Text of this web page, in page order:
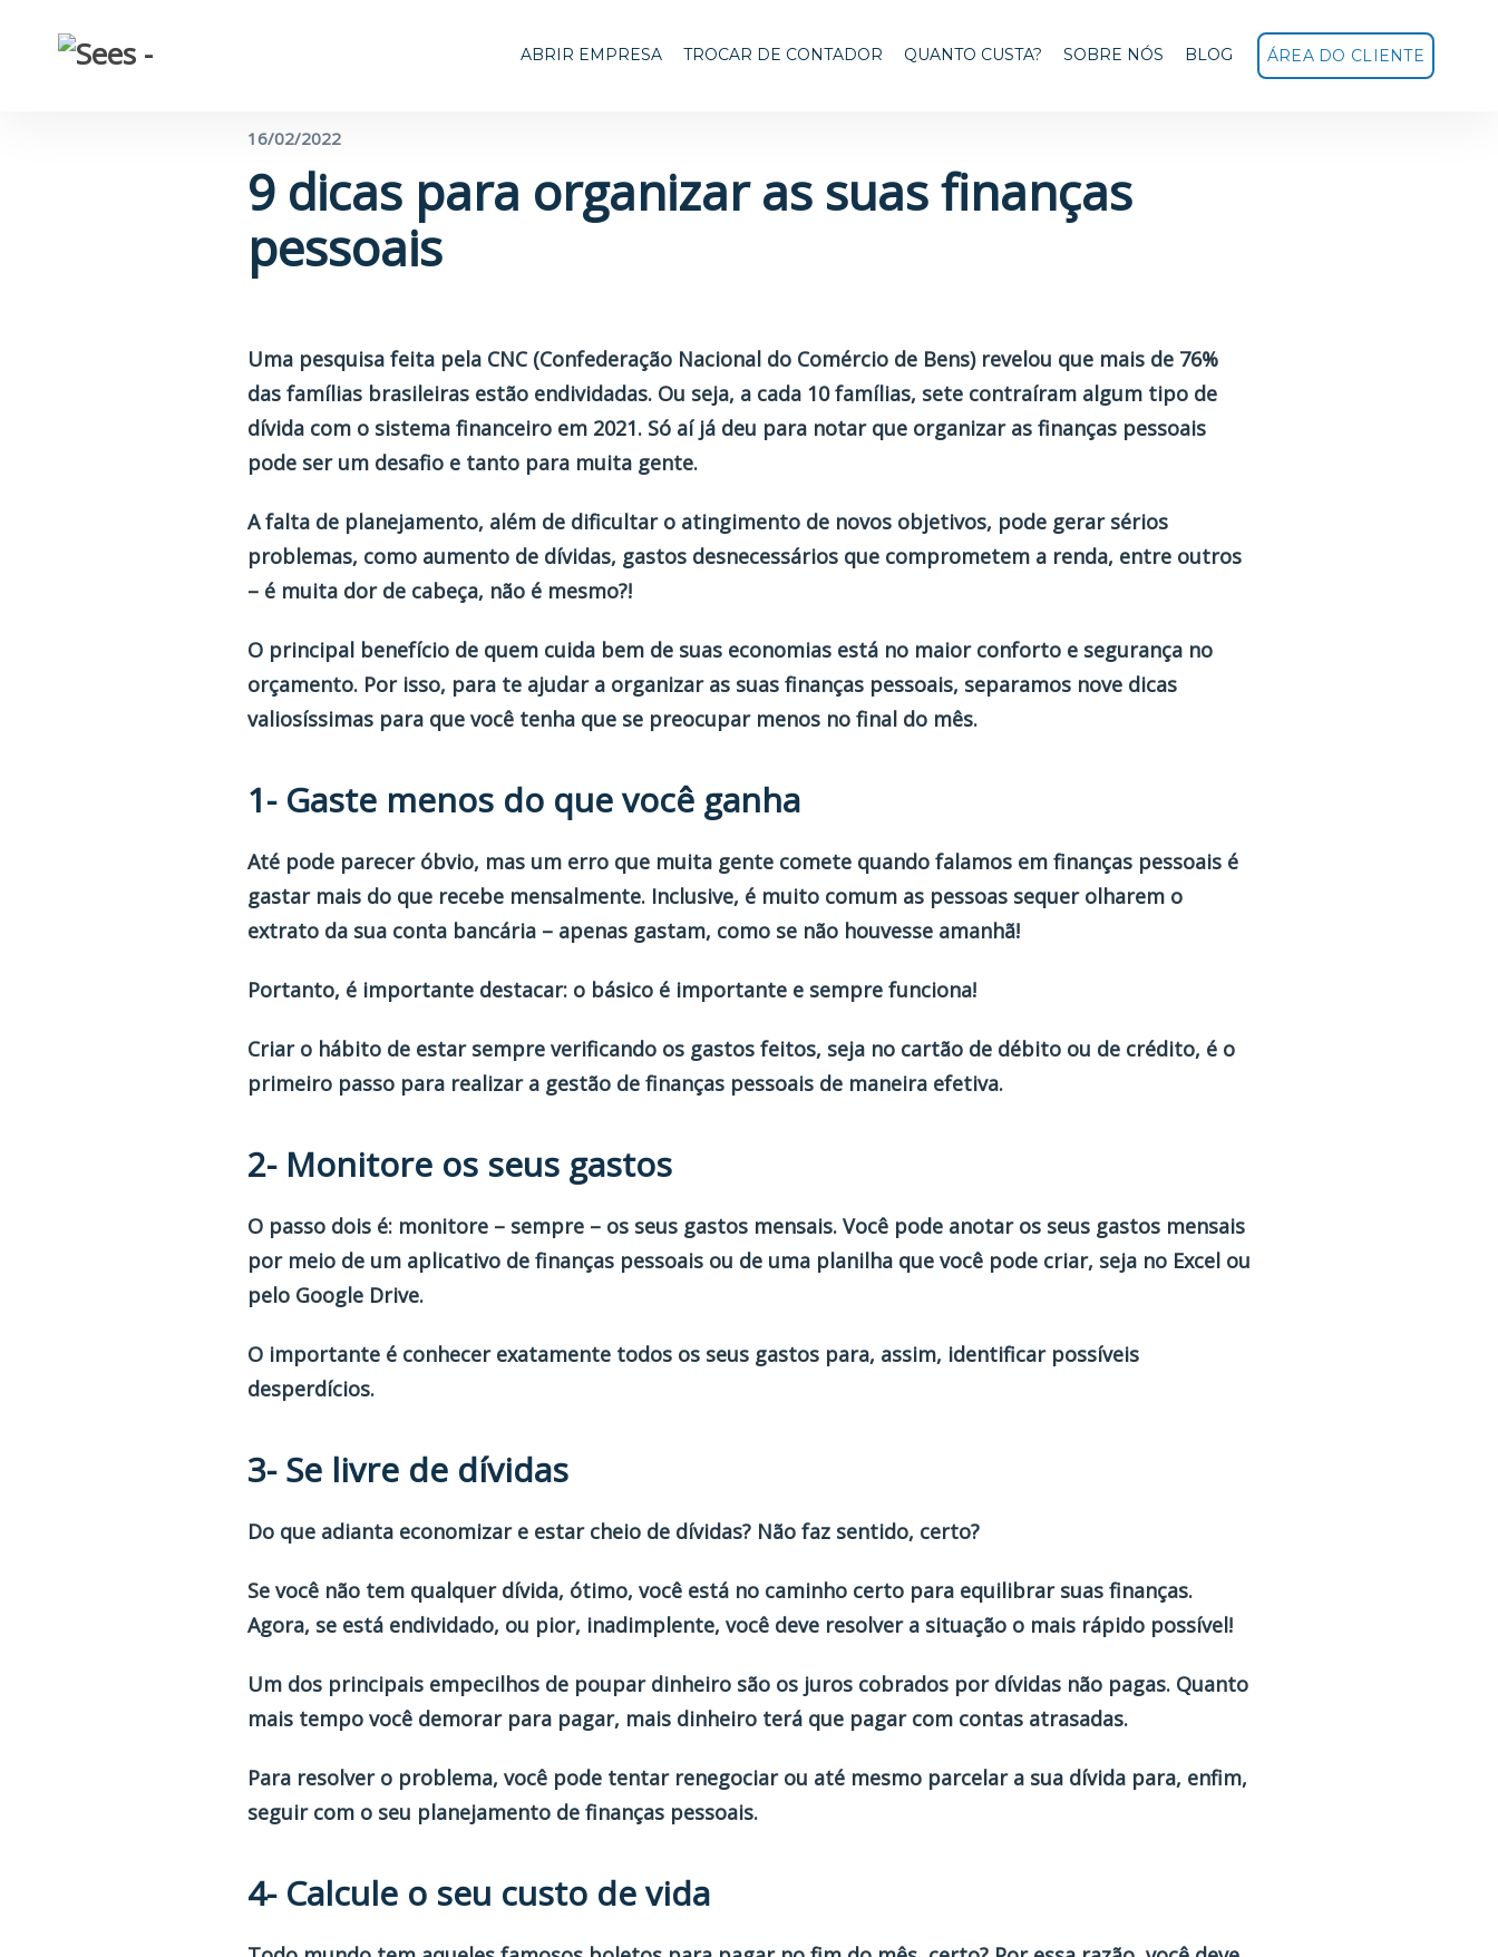
ABRIR EMPRESA TROCAR DE CONTADOR QUANTO CUSTA? SOBRE NÓS BLOG ÁREA DO CLIENTE
16/02/2022
9 dicas para organizar as suas finanças
pessoais
Uma pesquisa feita pela CNC (Confederação Nacional do Comércio de Bens) revelou que mais de 76%
das famílias brasileiras estão endividadas. Ou seja, a cada 10 famílias, sete contraíram algum tipo de
dívida com o sistema financeiro em 2021. Só aí já deu para notar que organizar as finanças pessoais
pode ser um desafio e tanto para muita gente.
A falta de planejamento, além de dificultar o atingimento de novos objetivos, pode gerar sérios
problemas, como aumento de dívidas, gastos desnecessários que comprometem a renda, entre outros
– é muita dor de cabeça, não é mesmo?!
O principal benefício de quem cuida bem de suas economias está no maior conforto e segurança no
orçamento. Por isso, para te ajudar a organizar as suas finanças pessoais, separamos nove dicas
valiosíssimas para que você tenha que se preocupar menos no final do mês.
1- Gaste menos do que você ganha
Até pode parecer óbvio, mas um erro que muita gente comete quando falamos em finanças pessoais é
gastar mais do que recebe mensalmente. Inclusive, é muito comum as pessoas sequer olharem o
extrato da sua conta bancária – apenas gastam, como se não houvesse amanhã!
Portanto, é importante destacar: o básico é importante e sempre funciona!
Criar o hábito de estar sempre verificando os gastos feitos, seja no cartão de débito ou de crédito, é o
primeiro passo para realizar a gestão de finanças pessoais de maneira efetiva.
2- Monitore os seus gastos
O passo dois é: monitore – sempre – os seus gastos mensais. Você pode anotar os seus gastos mensais
por meio de um aplicativo de finanças pessoais ou de uma planilha que você pode criar, seja no Excel ou
pelo Google Drive.
O importante é conhecer exatamente todos os seus gastos para, assim, identificar possíveis
desperdícios.
3- Se livre de dívidas
Do que adianta economizar e estar cheio de dívidas? Não faz sentido, certo?
Se você não tem qualquer dívida, ótimo, você está no caminho certo para equilibrar suas finanças.
Agora, se está endividado, ou pior, inadimplente, você deve resolver a situação o mais rápido possível!
Um dos principais empecilhos de poupar dinheiro são os juros cobrados por dívidas não pagas. Quanto
mais tempo você demorar para pagar, mais dinheiro terá que pagar com contas atrasadas.
Para resolver o problema, você pode tentar renegociar ou até mesmo parcelar a sua dívida para, enfim,
seguir com o seu planejamento de finanças pessoais.
4- Calcule o seu custo de vida